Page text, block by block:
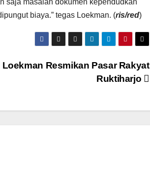
saja masalah dokumen kependudkan
biaya.” tegas Loekman. (ris/red)
Resmikan Pasar Rakyat
Ruktiharjo